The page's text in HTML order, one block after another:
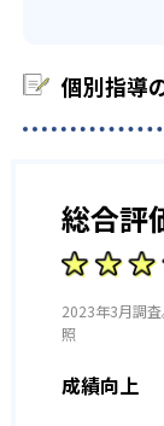
個別指導
総合評
2023年3月調査
照
成績向上